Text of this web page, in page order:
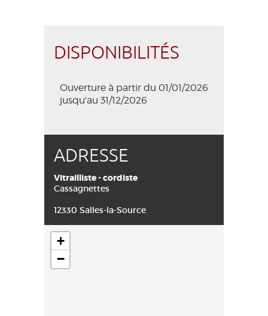
DISPONIBILITÉS
Ouverture à partir du 01/01/2026
jusqu'au 31/12/2026
ADRESSE
Vitrailliste - cordiste
Cassagnettes
12330 Salles-la-Source
+
−